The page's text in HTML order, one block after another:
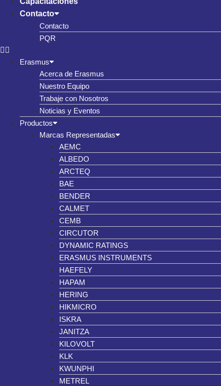
Contacto
Contacto
PQR
Erasmus
Acerca de Erasmus
Nuestro Equipo
Trabaje con Nosotros
Noticias y Eventos
Productos
Marcas Representadas
AEMC
ALBEDO
ARCTEQ
BAE
BENDER
CALMET
CEMB
CIRCUTOR
DYNAMIC RATINGS
ERASMUS INSTRUMENTS
HAEFELY
HAPAM
HERING
HIKMICRO
ISKRA
JANITZA
KILOVOLT
KLK
KWUNPHI
METREL